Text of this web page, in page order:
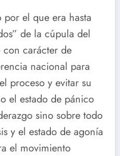
el que era hasta
de la cúpula del
carácter de
nacional para
proceso y evitar su
el estado de pánico
sino sobre todo
y el estado de agonía
el movimiento